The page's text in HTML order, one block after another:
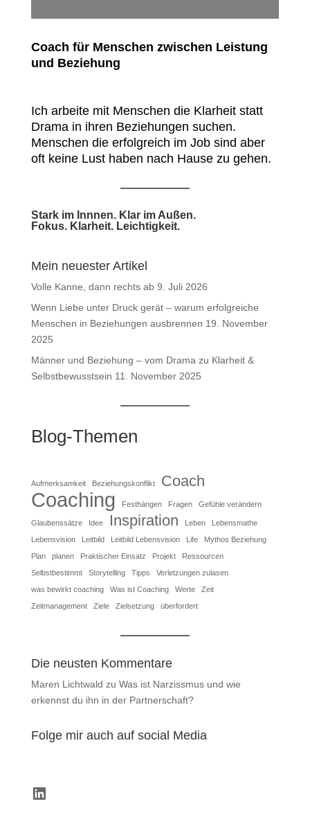
Coach für Menschen zwischen Leistung
und Beziehung
Ich arbeite mit Menschen die Klarheit statt
Drama in ihren Beziehungen suchen.
Menschen die erfolgreich im Job sind aber
oft keine Lust haben nach Hause zu gehen.
Stark im Innnen. Klar im Außen.
Fokus. Klarheit. Leichtigkeit.
Mein neuester Artikel
Volle Kanne, dann rechts ab 9. Juli 2026
Wenn Liebe unter Druck gerät – warum erfolgreiche
Menschen in Beziehungen ausbrennen 19. November
2025
Männer und Beziehung – vom Drama zu Klarheit &
Selbstbewusstsein 11. November 2025
Blog-Themen
Aufmerksamkeit Beziehungskonflikt Coach
Coaching Festhängen Fragen Gefühle verändern
Glaubenssätze Idee Inspiration Leben
Lebensmathe
Lebensvision
Leitbild Leitbild Lebensvision Life
Mythos Beziehung
Plan
planen Praktischer Einsatz Projekt
Ressourcen
Selbstbestimmt
Storytelling Tipps
Verletzungen zulasen
was bewirkt coaching
Was ist Coaching Werte
Zeit
Zeitmanagement
Ziele Zielsetzung überfordert
Die neusten Kommentare
Maren Lichtwald zu Was ist Narzissmus und wie
erkennst du ihn in der Partnerschaft?
Folge mir auch auf social Media
LinkedIn